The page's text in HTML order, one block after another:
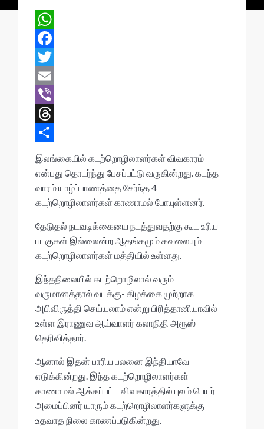
W
h
a
t
s
A
p
p
F
a
c
e
b
o
o
k
T
w
t
e
r
E
m
a
l
V
b
e
r
T
h
r
e
a
d
s
S
h
a
r
e
இலங்கையில் கடற்றொழிலாளர்கள் விவகாரம்
என்பது தொடர்ந்து பேசப்பட்டு வருகின்றது. கடந்த
வாரம் யாழ்ப்பாணத்தை சேர்ந்த 4
கடற்றொழிலாளர்கள் காணாமல் போயுள்ளனர்.
தேடுதல் நடவடிக்கையை நடத்துவதற்கு கூட உரிய
படகுகள் இல்லைன்ற ஆதங்கமும் கவலையும்
கடற்றொழிலாளர்கள் மத்தியில் உள்ளது.
இந்தநிலையில் கடற்றொழிலால் வரும்
வருமானத்தால் வடக்கு- கிழக்கை முற்றாக
அபிவிருத்தி செய்யலாம் என்று பிரித்தானியாவில்
உள்ள இராணுவ ஆய்வாளர் கலாநிதி அரூஸ்
தெரிவித்தார்.
ஆனால் இதன் பாரிய பலனை இந்தியாவே
எடுக்கின்றது. இந்த கடற்றொழிலாளர்கள்
காணாமல் ஆக்கப்பட்ட விவகாரத்தில் புலம் பெயர்
அமைப்பினர் யாரும் கடற்றொழிலாளர்களுக்கு
உதவாத நிலை காணப்படுகின்றது.